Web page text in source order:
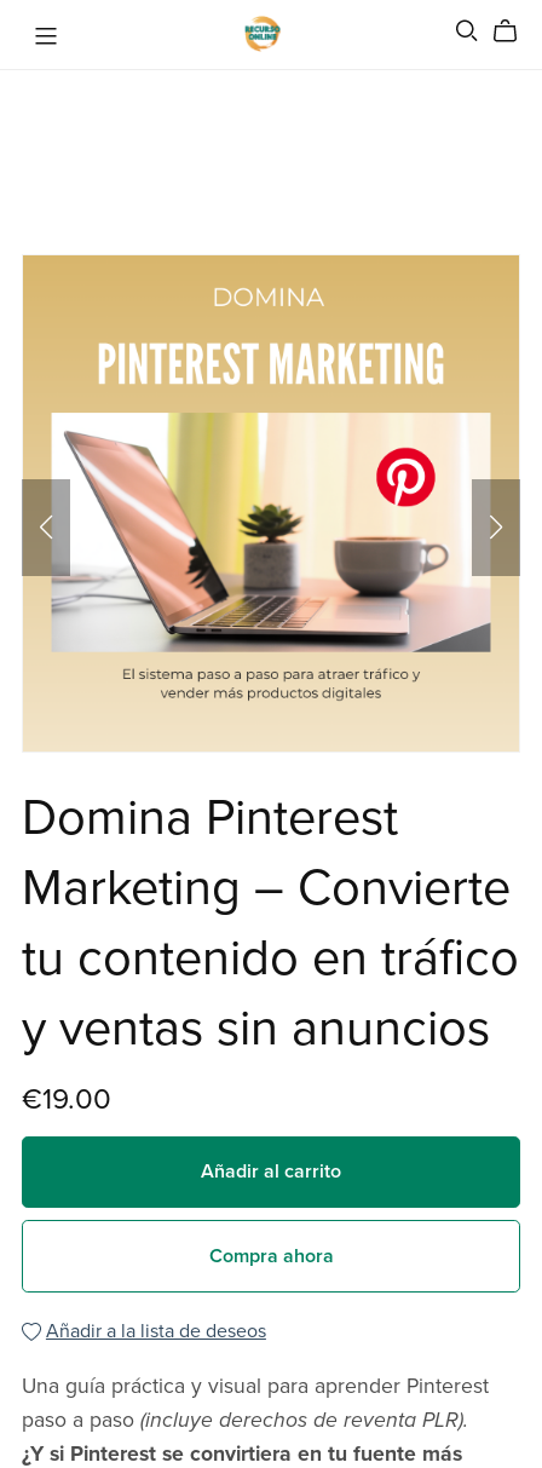
Domina Pinterest
Marketing – Convierte
tu contenido en tráfico
y ventas sin anuncios
€19.00
Añadir al carrito
Compra ahora
Añadir a la lista de deseos
Una guía práctica y visual para aprender Pinterest
paso a paso (incluye derechos de reventa PLR).
¿Y si Pinterest se convirtiera en tu fuente más